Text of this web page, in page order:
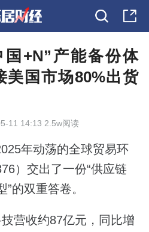
+N”产能备份体
美国市场80%出货
11 14:13 2.5w阅读
年动荡的全球贸易环
）交出了一份“供应链
”的双重答卷。
营收约87亿元，同比增